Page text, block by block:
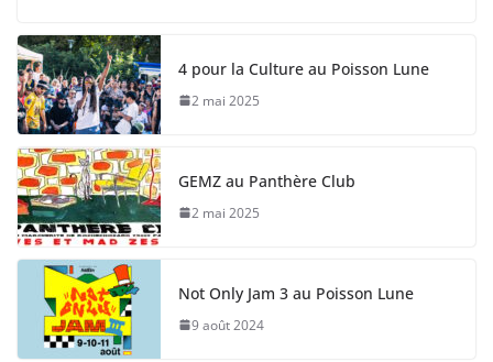
4 pour la Culture au Poisson Lune
2 mai 2025
GEMZ au Panthère Club
2 mai 2025
Not Only Jam 3 au Poisson Lune
9 août 2024